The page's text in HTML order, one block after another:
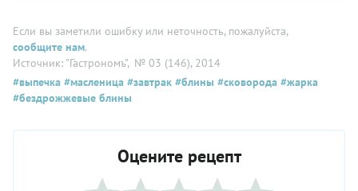
Если вы заметили ошибку или неточность, пожалуйста,
сообщите нам.
Источник: "Гастрономъ", № 03 (146), 2014
#выпечка #масленица #завтрак #блины #сковорода #жарка
#бездрожжевые блины
Оцените рецепт